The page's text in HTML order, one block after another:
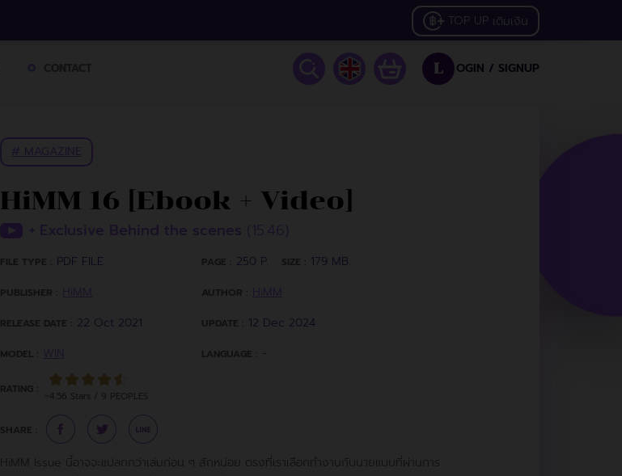
TOP UP เติมเงิน
L OGIN / SIGNUP
HiMM 16 [Ebook + Video]
FILE TYPE : PDF FILE
PUBLISHER :
RELEASE DATE : 22 Oct 2021
MODEL :
PAGE : 250 P. SIZE : 179 MB.
AUTHOR :
UPDATE : 12 Dec 2024
LANGUAGE : -
RATING :
~4.56 Stars / 9 PEOPLES
SHARE :
HiMM Issue นี้อาจจะแปลกกว่าเล่มก่อน ๆ สักหน่อย ตรงที่เราเลือกทำงานกับนายแบบที่ผ่านการ